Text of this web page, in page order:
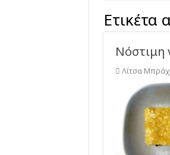
Ετικέτα
Νόστιμη
Λίτσα